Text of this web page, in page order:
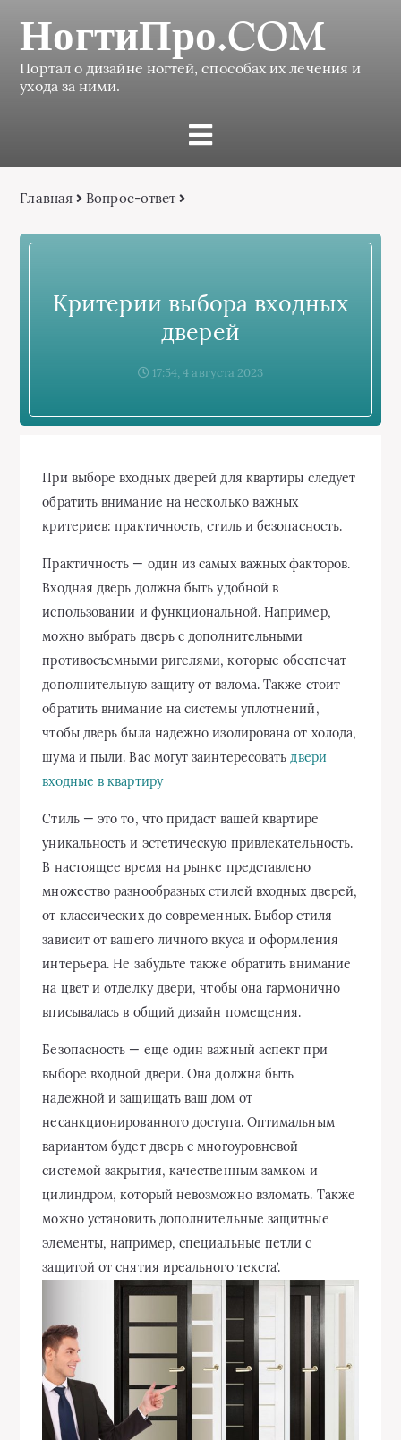
НогтиПро.COM
Портал о дизайне ногтей, способах их лечения и
ухода за ними.
Главная Вопрос-ответ
Критерии выбора входных
дверей
17:54, 4 августа 2023
При выборе входных дверей для квартиры следует
обратить внимание на несколько важных
критериев: практичность, стиль и безопасность.
Практичность — один из самых важных факторов.
Входная дверь должна быть удобной в
использовании и функциональной. Например,
можно выбрать дверь с дополнительными
противосъемными ригелями, которые обеспечат
дополнительную защиту от взлома. Также стоит
обратить внимание на системы уплотнений,
чтобы дверь была надежно изолирована от холода,
шума и пыли. Вас могут заинтересовать двери
входные в квартиру
Стиль — это то, что придаст вашей квартире
уникальность и эстетическую привлекательность.
В настоящее время на рынке представлено
множество разнообразных стилей входных дверей,
от классических до современных. Выбор стиля
зависит от вашего личного вкуса и оформления
интерьера. Не забудьте также обратить внимание
на цвет и отделку двери, чтобы она гармонично
вписывалась в общий дизайн помещения.
Безопасность — еще один важный аспект при
выборе входной двери. Она должна быть
надежной и защищать ваш дом от
несанкционированного доступа. Оптимальным
вариантом будет дверь с многоуровневой
системой закрытия, качественным замком и
цилиндром, который невозможно взломать. Также
можно установить дополнительные защитные
элементы, например, специальные петли с
защитой от снятия иреального текста’.